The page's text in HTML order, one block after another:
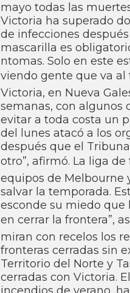
mayo todas las
Victoria ha superado
de infecciones
mascarilla es
ntomas. Solo en este
viendo gente que va al
Victoria, en Nueva
semanas, con algunos
evitar a toda costa un
del lunes atacó a los
después que el
otro”, afirmó. La liga
equipos de Melbourne
salvar la temporada.
esconde su miedo que
en cerrar la frontera”,
miran con recelos los
fronteras cerradas sin
Territorio del Norte y
cerradas con Victoria.